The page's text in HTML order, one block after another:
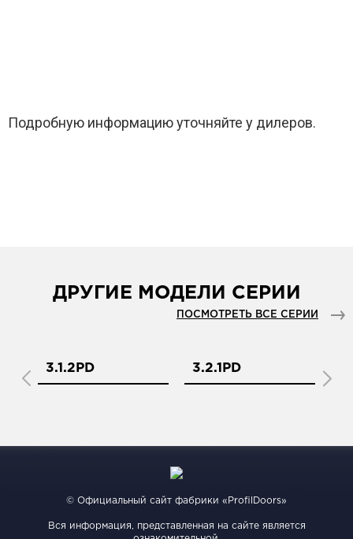
Подробную информацию уточняйте у дилеров.
ДРУГИЕ МОДЕЛИ СЕРИИ
ПОСМОТРЕТЬ ВСЕ СЕРИИ
3.1.2PD 3.2.1PD
© Официальный сайт фабрики «ProfilDoors»
Вся информация, представленная на сайте является